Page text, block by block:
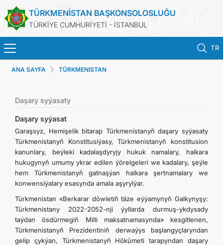
TÜRKMENİSTAN BAŞKONSOLOSLUĞU
TÜRKİYE CUMHURİYETİ - İSTANBUL
TR
ANA SAYFA
TÜRKMENISTAN
KONSOLOSLUK RANDEVU SISTEMI
KONSOLOSLUK IŞLEMLERI
DB
İLETIŞIM
ANA SAYFA TÜRKMENISTAN
Daşary syýasaty
Daşary syýasat
Garaşsyz, Hemişelik bitarap Türkmenistanyň daşary syýasaty
Türkmenistanyň Konstitusiýasy, Türkmenistanyň konstitusion
kanunlary, beýleki kadalaşdyryjy hukuk namalary, halkara
hukugynyň umumy ykrar edilen ýörelgeleri we kadalary, şeýle
hem Türkmenistanyň gatnaşýan halkara şertnamalary we
konwensiýalary esasynda amala aşyrylýar.
Türkmenistan «Berkarar döwletiň täze eýýamynyň Galkynyşy:
Türkmenistany 2022-2052-nji ýyllarda durmuş-ykdysady
taýdan ösdürmegiň Milli maksatnamasynda» kesgitlenen,
Türkmenistanyň Prezidentiniň derwaýys başlangyçlaryndan
gelip çykýan, Türkmenistanyň Hökümeti tarapyndan daşary